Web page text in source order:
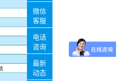
微信
客服
电话
咨询
最新
动态